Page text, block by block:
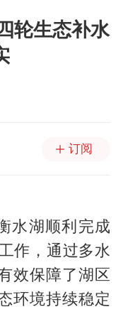
轮生态补水
订阅
水湖顺利完成
作，通过多水
效保障了湖区
环境持续稳定